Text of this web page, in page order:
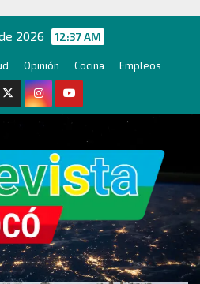
2026 12:37 AM
Opinión Cocina Empleos